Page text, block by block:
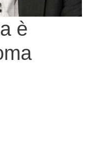
è